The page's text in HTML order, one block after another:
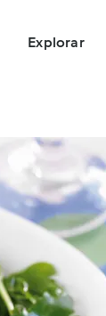
Explorar